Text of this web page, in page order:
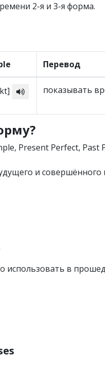
2-я и 3-я форма.
Перевод
показывать
Present Perfect, Past
и совершённого
использовать в